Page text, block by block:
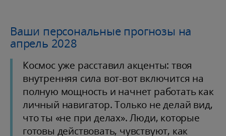
Ваши персональные прогнозы на
апрель 2028
Космос уже расставил акценты: твоя
внутренняя сила вот-вот включится на
полную мощность и начнет работать как
личный навигатор. Только не делай вид,
что ты «не при делах». Люди, которые
готовы действовать, чувствуют, как